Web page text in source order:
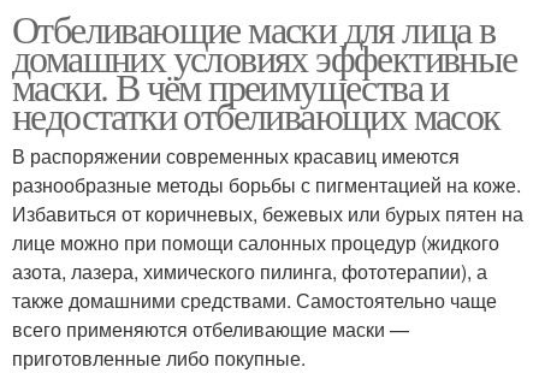
Отбеливающие маски для лица в
домашних условиях эффективные
маски. В чём преимущества и
недостатки отбеливающих масок
В распоряжении современных красавиц имеются
разнообразные методы борьбы с пигментацией на коже.
Избавиться от коричневых, бежевых или бурых пятен на
лице можно при помощи салонных процедур (жидкого
азота, лазера, химического пилинга, фототерапии), а
также домашними средствами. Самостоятельно чаще
всего применяются отбеливающие маски —
приготовленные либо покупные.